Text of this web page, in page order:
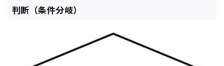
判断（条件分岐）